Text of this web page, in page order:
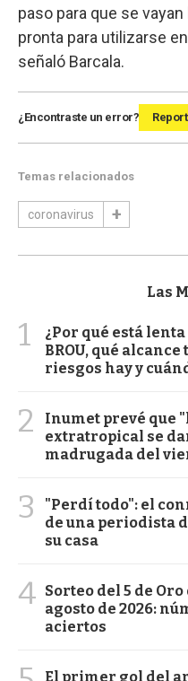
paso para que se
pronta para utilizarse
señaló Barcala.
¿Encontraste un error?
Temas relacionados
coronavirus
Las
1
¿Por qué está
BROU, qué
riesgos hay y
2
Inumet prevé que
extratropical se
madrugada del
3
"Perdí todo": el
de una periodista
su casa
4 Sorteo del 5 de
agosto de 2026:
aciertos
El primer gol del